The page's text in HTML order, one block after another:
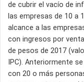
de cubrir el vacío de
las empresas de 10 a
alcance a las
con ingresos por
de pesos de 2017
IPC). Anteriormente
con 20 o más